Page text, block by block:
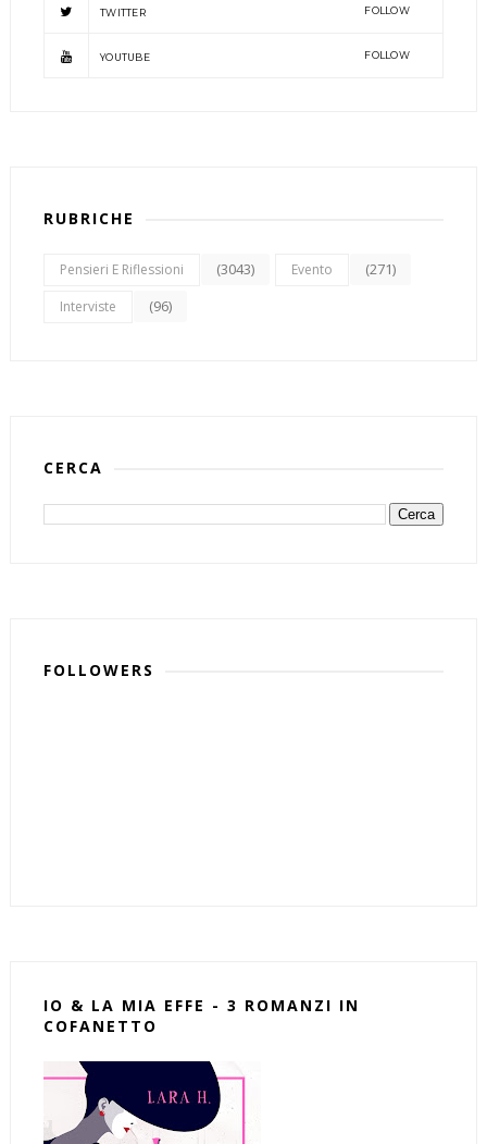
TWITTER FOLLOW
YOUTUBE FOLLOW
RUBRICHE
Pensieri E Riflessioni (3043) Evento (271)
Interviste (96)
CERCA
FOLLOWERS
IO & LA MIA EFFE - 3 ROMANZI IN
COFANETTO